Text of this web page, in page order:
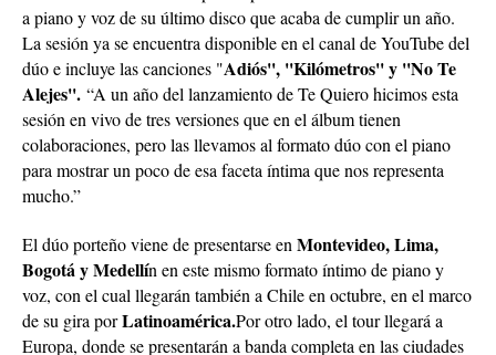
a piano y voz de su último disco que acaba de cumplir un año.
La sesión ya se encuentra disponible en el canal de YouTube del
dúo e incluye las canciones "Adiós'', ''Kilómetros'' y ''No Te
Alejes''. “A un año del lanzamiento de Te Quiero hicimos esta
sesión en vivo de tres versiones que en el álbum tienen
colaboraciones, pero las llevamos al formato dúo con el piano
para mostrar un poco de esa faceta íntima que nos representa
mucho.”
El dúo porteño viene de presentarse en Montevideo, Lima,
Bogotá y Medellín en este mismo formato íntimo de piano y
voz, con el cual llegarán también a Chile en octubre, en el marco
de su gira porLatinoamérica.Por otro lado, el tour llegará a
Europa, donde se presentarán a banda completa en las ciudades